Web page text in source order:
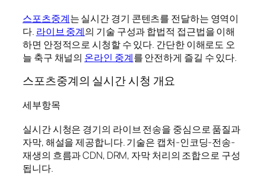
스포츠중계는 실시간 경기 콘텐츠를 전달하는 영역이
다. 라이브 중계의 기술 구성과 합법적 접근법을 이해
하면 안정적으로 시청할 수 있다. 간단한 이해로도 오
늘 축구 채널의 온라인 중계를 안전하게 즐길 수 있다.
스포츠중계의 실시간 시청 개요
세부항목
실시간 시청은 경기의 라이브 전송을 중심으로 품질과
자막, 해설을 제공합니다. 기술은 캡처-인코딩-전송-
재생의 흐름과 CDN, DRM, 자막 처리의 조합으로 구성
됩니다.